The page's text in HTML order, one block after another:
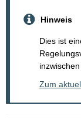
Hinweis
Dies ist
Zum